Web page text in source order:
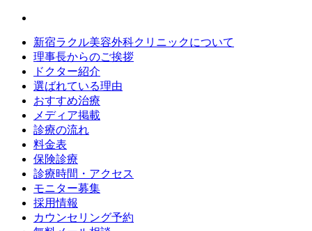
新宿ラクル美容外科クリニックについて
理事長からのご挨拶
ドクター紹介
選ばれている理由
おすすめ治療
メディア掲載
診療の流れ
料金表
保険診療
診療時間・アクセス
モニター募集
採用情報
カウンセリング予約